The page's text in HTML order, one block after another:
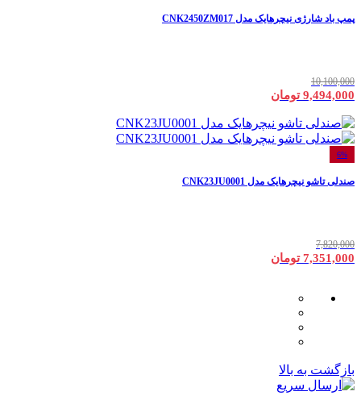
پمپ باد شارژی نیچرهایک مدل CNK2450ZM017
10,100,000
9,494,000 تومان
6%
صندلی تاشو نیچرهایک مدل CNK23JU0001
7,820,000
7,351,000 تومان
بازگشت به بالا